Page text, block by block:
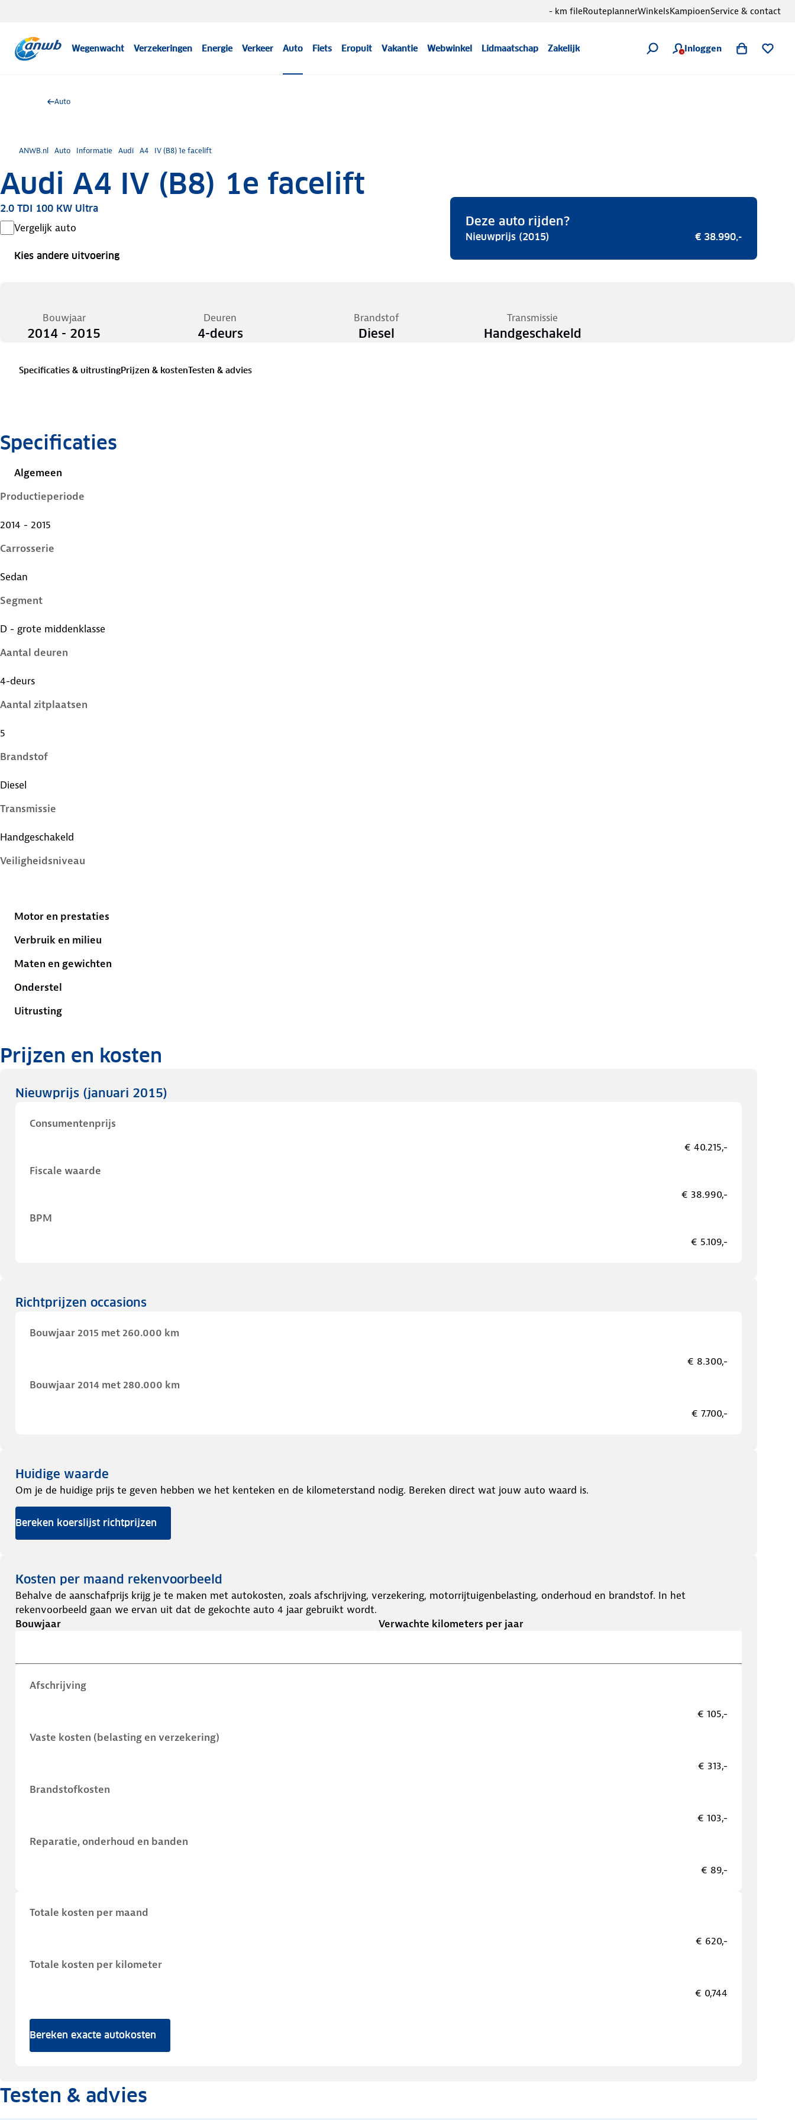
Wegenwacht Verzekeringen Energie Verkeer Auto Fiets Eropuit Vakantie Webwinkel Lidmaatschap Zakelijk Inloggen
- km fileRouteplannerWinkelsKampioenService & contact
Auto
ANWB.nl Auto Informatie Audi A4 IV (B8) 1e facelift
Audi A4 IV (B8) 1e facelift
2.0 TDI 100 KW Ultra
Vergelijk auto
Kies andere uitvoering
Deze auto rijden?
Nieuwprijs (2015) € 38.990,-
Bouwjaar
2014 - 2015
Deuren
4-deurs
Brandstof
Diesel
Transmissie
Handgeschakeld
Specificaties & uitrustingPrijzen & kostenTesten & advies
Specificaties
Algemeen
Productieperiode
2014 - 2015
Carrosserie
Sedan
Segment
D - grote middenklasse
Aantal deuren
4-deurs
Aantal zitplaatsen
5
Brandstof
Diesel
Transmissie
Handgeschakeld
Veiligheidsniveau
Motor en prestaties
Verbruik en milieu
Maten en gewichten
Onderstel
Uitrusting
Prijzen en kosten
Nieuwprijs (januari 2015)
Consumentenprijs
€ 40.215,-
Fiscale waarde
€ 38.990,-
BPM
€ 5.109,-
Richtprijzen occasions
Bouwjaar 2015 met 260.000 km
€ 8.300,-
Bouwjaar 2014 met 280.000 km
€ 7.700,-
Huidige waarde
Om je de huidige prijs te geven hebben we het kenteken en de kilometerstand nodig. Bereken direct wat jouw auto waard is.
Bereken koerslijst richtprijzen
Kosten per maand rekenvoorbeeld
Behalve de aanschafprijs krijg je te maken met autokosten, zoals afschrijving, verzekering, motorrijtuigenbelasting, onderhoud en brandstof. In het
rekenvoorbeeld gaan we ervan uit dat de gekochte auto 4 jaar gebruikt wordt.
Bouwjaar
Verwachte kilometers per jaar
Afschrijving
€ 105,-
Vaste kosten (belasting en verzekering)
€ 313,-
Brandstofkosten
€ 103,-
Reparatie, onderhoud en banden
€ 89,-
Totale kosten per maand
€ 620,-
Totale kosten per kilometer
€ 0,744
Bereken exacte autokosten
Testen & advies